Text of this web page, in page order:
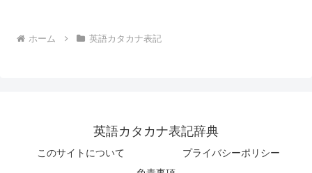
ホーム 英語カタカナ表記
英語カタカナ表記辞典
このサイトについて
プライバシーポリシー